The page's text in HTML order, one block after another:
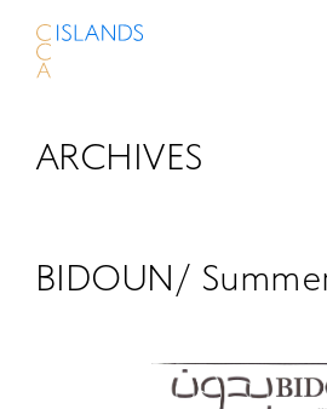
ABOUT
ARCHIVES
BIDOUN/